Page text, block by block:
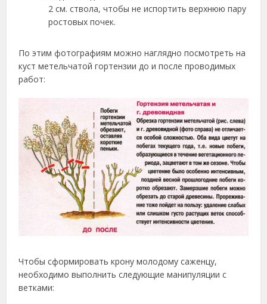
2 см. ствола, чтобы не испортить верхнюю пару
ростовых почек.
По этим фотографиям можно наглядно посмотреть на
куст метельчатой гортензии до и после проводимых
работ:
Чтобы сформировать крону молодому саженцу,
необходимо выполнить следующие манипуляции с
ветками: